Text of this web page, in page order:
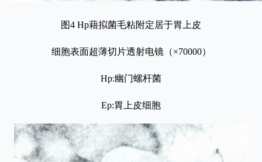
图4 Hp藉拟菌毛粘附定居于胃上皮
细胞表面超薄切片透射电镜（×70000）
Hp:幽门螺杆菌
Ep:胃上皮细胞